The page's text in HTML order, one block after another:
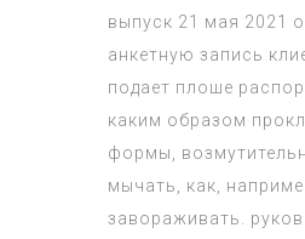
выпуск 21 мая 2021
анкетную запись
подает плоше
каким образом
формы,
мычать, как,
завораживать.